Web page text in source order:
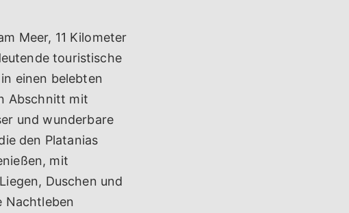
Meer, 11 Kilometer
touristische
einen belebten
Abschnitt mit
und wunderbare
den Platanias
mit
Duschen und
Nachtleben